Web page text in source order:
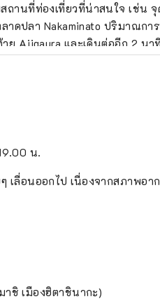
านที่ท่องเที่ยวที่น่าสนใจ เช่น
าดปลา Nakaminato ปริมาณก
Ajigaura และเดินต่ออีก 2 นา
ลมีเดีย ในช่วงฤดูโคเชียที่สวนฮิ
น.
เลื่อนออกไป เนื่องจากสภาพอ
าชิ เมืองฮิตาชินากะ)